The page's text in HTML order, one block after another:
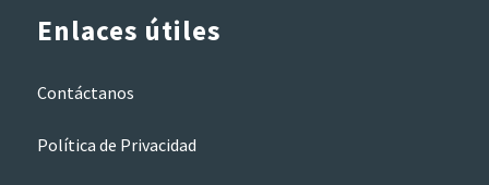
Enlaces útiles
Contáctanos
Política de Privacidad